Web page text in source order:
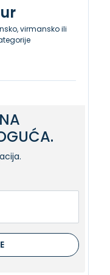
virmansko ili